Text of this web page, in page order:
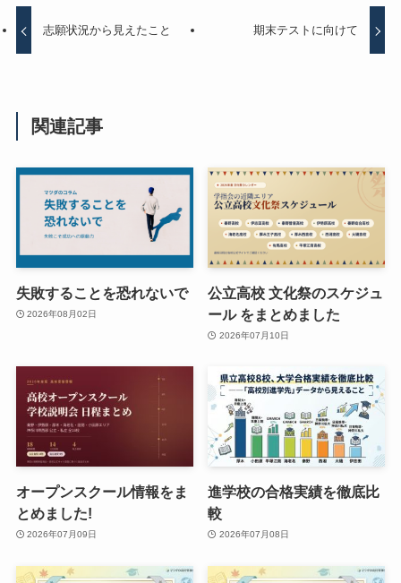
志願状況から見えたこと 期末テストに向けて
関連記事
失敗することを恐れないで
2026年08月02日
公立高校 文化祭のスケジュ
ール をまとめました
2026年07月10日
オープンスクール情報をま
とめました!
2026年07月09日
進学校の合格実績を徹底比
較
2026年07月08日